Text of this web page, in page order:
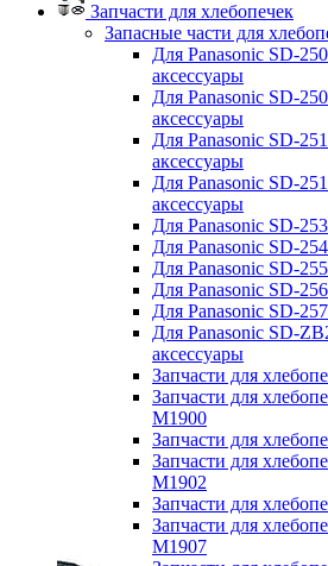
Запчасти для хлебопечек
Запасные части для
Для Panasonic SD-
аксессуары
Для Panasonic SD-
аксессуары
Для Panasonic SD-
аксессуары
Для Panasonic SD-
аксессуары
Для Panasonic SD-
Для Panasonic SD-
Для Panasonic SD-
Для Panasonic SD-
Для Panasonic SD-
Для Panasonic SD-
аксессуары
Запчасти для
Запчасти для
M1900
Запчасти для
Запчасти для
M1902
Запчасти для
Запчасти для
M1907